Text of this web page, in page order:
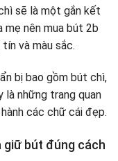
sẽ là một gắn kết
mẹ nên mua bút 2b
và màu sắc.
bị bao gồm bút chì,
là những trang quan
các chữ cái đẹp.
giữ bút đúng cách